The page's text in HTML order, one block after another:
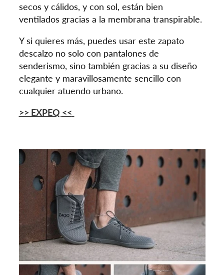
secos y cálidos, y con sol, están bien
ventilados gracias a la membrana transpirable.
Y si quieres más, puedes usar este zapato
descalzo no solo con pantalones de
senderismo, sino también gracias a su diseño
elegante y maravillosamente sencillo con
cualquier atuendo urbano.
>> EXPEQ <<